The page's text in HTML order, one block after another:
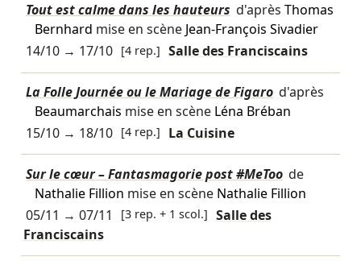
Tout est calme dans les hauteurs d'après Thomas
Bernhard mise en scène Jean-François Sivadier
14/10→ 17/10 [4 rep.] Salle des Franciscains
La Folle Journée ou le Mariage de Figaro d'après
Beaumarchais mise en scène Léna Bréban
15/10→ 18/10 [4 rep.] La Cuisine
Sur le cœur – Fantasmagorie post #MeToo de
Nathalie Fillion mise en scène Nathalie Fillion
05/11 → 07/11 [3 rep. + 1 scol.] Salle des
Franciscains